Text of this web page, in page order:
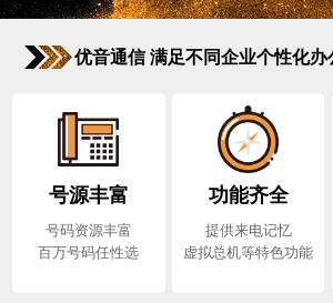
优音通信 满足不同企业个性化办
号源丰富
号码资源丰富
百万号码任性选
功能齐全
提供来电记忆
虚拟总机等特色功能